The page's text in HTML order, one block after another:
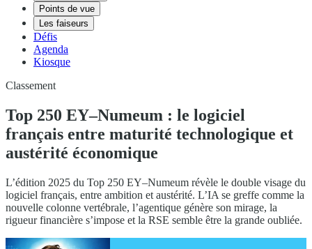
Points de vue
Les faiseurs
Défis
Agenda
Kiosque
Classement
Top 250 EY–Numeum : le logiciel
français entre maturité technologique et
austérité économique
L’édition 2025 du Top 250 EY–Numeum révèle le double visage du
logiciel français, entre ambition et austérité. L’IA se greffe comme la
nouvelle colonne vertébrale, l’agentique génère son mirage, la
rigueur financière s’impose et la RSE semble être la grande oubliée.